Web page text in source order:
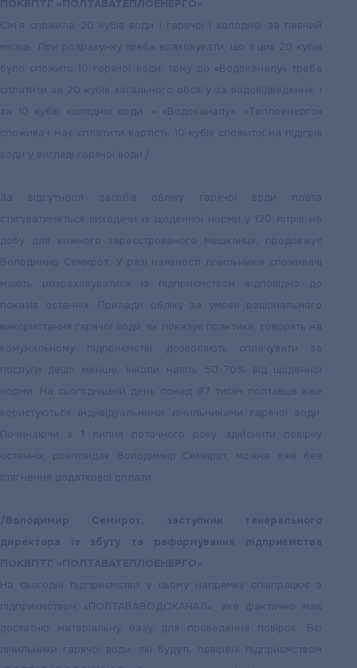
ПОКВПТГ «ПОЛТАВАТЕПЛОЕНЕРГО»
Сім’я спожила 20 кубів води і гарячої і холодної за певний
місяць. При розрахунку треба враховувати, що з цих 20 кубів
було спожито 10 гарячої води, тому до «Водоканалу» треба
сплатити за 20 кубів загального обсягу за водовідведення, і
за 10 кубів холодної води — «Водоканалу». «Теплоенерго»
споживач має сплатити вартість 10 кубів спожитої на підігрів
води у вигляді гарячої води./
За відсутності засобів обліку гарячої води плата
стягуватиметься виходячи із щоденної норми у 120 літрів на
добу для кожного зареєстрованого мешканця, продовжує
Володимир Семирот. У разі наявності лічильників споживачі
мають розраховуватися із підприємством відповідно до
показів останніх. Прилади обліку за умови раціонального
використання гарячої води, як показує практика, говорять на
комунальному підприємстві, дозволяють сплачувати за
послуги дещо менше, інколи навіть 50-70% від щоденної
норми. На сьогоднішній день понад 97 тисяч полтавців вже
користуються індивідуальними лічильниками гарячої води.
Починаючи з 1 липня поточного року здійснити повірку
останніх, розповідає Володимир Семирот, можна вже без
стягнення додаткової оплати.
/Володимир Семирот, заступник генерального
директора із збуту та реформування підприємства
ПОКВПТГ «ПОЛТАВАТЕПЛОЕНЕРГО»
На сьогодні підприємство у цьому напрямку співпрацює з
підприємством «ПОЛТАВАВОДОКАНАЛ», яке фактично має
достатню матеріальну базу для проведення повірок. Всі
лічильники гарячої води, які будуть повірені підприємством